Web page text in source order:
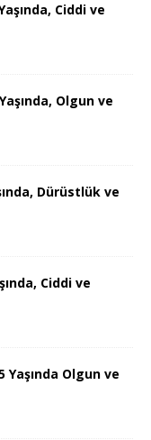
Ciddi ve
Olgun ve
Dürüstlük ve
Ciddi ve
Yaşında Olgun ve